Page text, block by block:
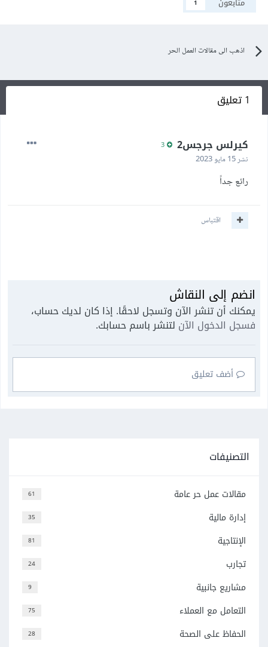
1
اذهب الى مقالات العمل الحر
1 تعليق
كيرلس جرجس2
نشر15 مايو 2023
رائع جداً
اقتباس
انضم إلى النقاش
يمكنك أن تنشر الآن وتسجل لاحقًا. إذا كان لديك حساب،
فسجل الدخول الآن لتنشر باسم حسابك.
أضف تعليق
التصنيفات
61 مقالات عمل حر عامة
35 إدارة مالية
81 الإنتاجية
24 تجارب
9 مشاريع جانبية
75 التعامل مع العملاء
28 الحفاظ على الصحة